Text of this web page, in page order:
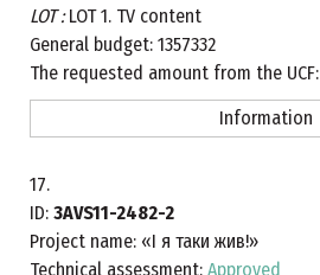
LOT :LOT 1. TV content
General budget: 1357332
The requested amount from the UCF:
Information
17.
ID: 3AVS11-2482-2
Project name: «І я таки жив!»
Technical assessment: Approved